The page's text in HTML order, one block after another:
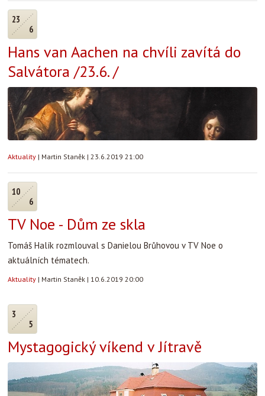
23
6
Hans van Aachen na chvíli zavítá do
Salvátora /23.6. /
Aktuality | Martin Staněk | 23.6.2019 21:00
10
6
TV Noe - Dům ze skla
Tomáš Halík rozmlouval s Danielou Brůhovou v TV Noe o
aktuálních tématech.
Aktuality | Martin Staněk | 10.6.2019 20:00
3
5
Mystagogický víkend v Jítravě